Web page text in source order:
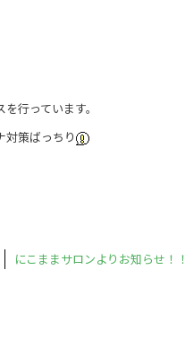
行っています。
策ばっちり
にこままサロンよりお知らせ！！